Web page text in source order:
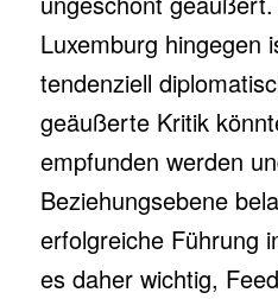
Luxemburg hingegen
tendenziell
geäußerte Kritik
empfunden werden
Beziehungsebene
erfolgreiche Führung
es daher wichtig,